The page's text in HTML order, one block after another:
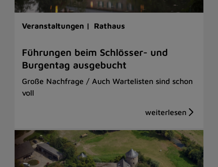
Veranstaltungen | Rathaus
Führungen beim Schlösser- und
Burgentag ausgebucht
Große Nachfrage / Auch Wartelisten sind schon
voll